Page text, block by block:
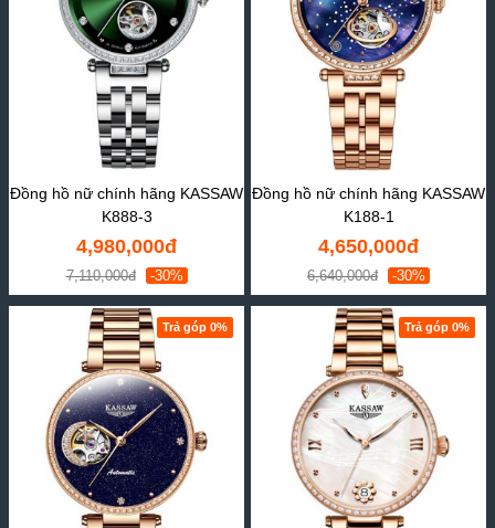
Đồng hồ nữ chính hãng KASSAW
K888-3
4,980,000đ
7,110,000đ -30%
Đồng hồ nữ chính hãng KASSAW
K188-1
4,650,000đ
6,640,000đ -30%
Trả góp 0% Trả góp 0%